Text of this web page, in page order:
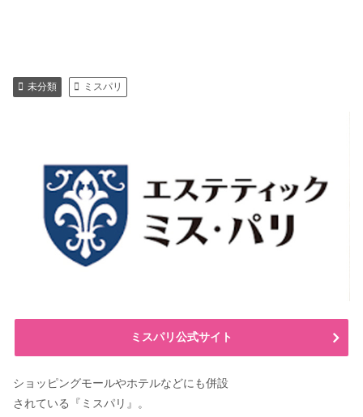
未分類 ミスパリ
ミスパリ公式サイト
ショッピングモールやホテルなどにも併設
されている『ミスパリ』。